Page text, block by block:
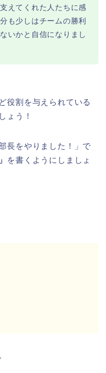
えてくれた人たちに感
も少しはチームの勝利
いかと自信になりまし
役割を与えられている
ょう！
長をやりました！」で
を書くようにしましょ